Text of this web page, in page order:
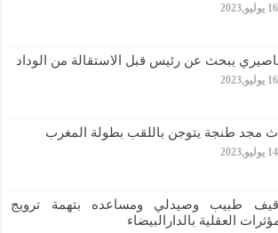
16 يوليو,2023
يبحث عن رئيس قبل الاستقالة من الوداد
16 يوليو,2023
مجد طنجة يتوجن باللقب بطولة المغرب
14 يوليو,2023
طبيب وصيدلي ومساعده بتهمة ترويج
العقلية بالدارالبيضاء